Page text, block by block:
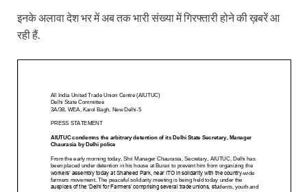
इनके अलावा देश भर में अब तक भारी संख्या में गिरफ्तारी होने की ख़बरें आ
रही हैं.